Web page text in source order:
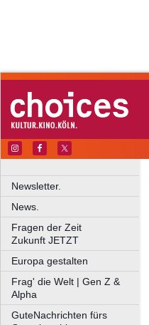
Newsletter.
News.
Fragen der Zeit
Zukunft JETZT
Europa gestalten
Frag' die Welt | Gen Z &
Alpha
GuteNachrichten fürs